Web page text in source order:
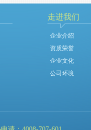
走进我们
企业介绍
资质荣誉
企业文化
公司环境